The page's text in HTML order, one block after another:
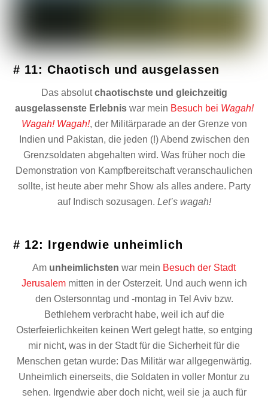
# 11: Chaotisch und ausgelassen
Das absolutchaotischste und gleichzeitig
ausgelassenste Erlebniswar mein Besuch bei Wagah!
Wagah! Wagah!, der Militärparade an der Grenze von
Indien und Pakistan, die jeden (!) Abend zwischen den
Grenzsoldaten abgehalten wird. Was früher noch die
Demonstration von Kampfbereitschaft veranschaulichen
sollte, ist heute aber mehr Show als alles andere. Party
auf Indisch sozusagen. Let’s wagah!
# 12: Irgendwie unheimlich
Am unheimlichsten war mein Besuch der Stadt
Jerusalemmitten in der Osterzeit. Und auch wenn ich
den Ostersonntag und -montag in Tel Aviv bzw.
Bethlehem verbracht habe, weil ich auf die
Osterfeierlichkeiten keinen Wert gelegt hatte, so entging
mir nicht, was in der Stadt für die Sicherheit für die
Menschen getan wurde: Das Militär war allgegenwärtig.
Unheimlich einerseits, die Soldaten in voller Montur zu
sehen. Irgendwie aber doch nicht, weil sie ja auch für